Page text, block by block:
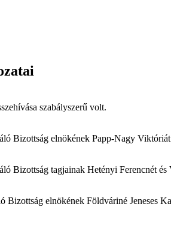
szabályszerű volt.
Bizottság elnökének Papp-Nagy
Bizottság tagjainak Hetényi Ferencnét és
Bizottság elnökének Földváriné